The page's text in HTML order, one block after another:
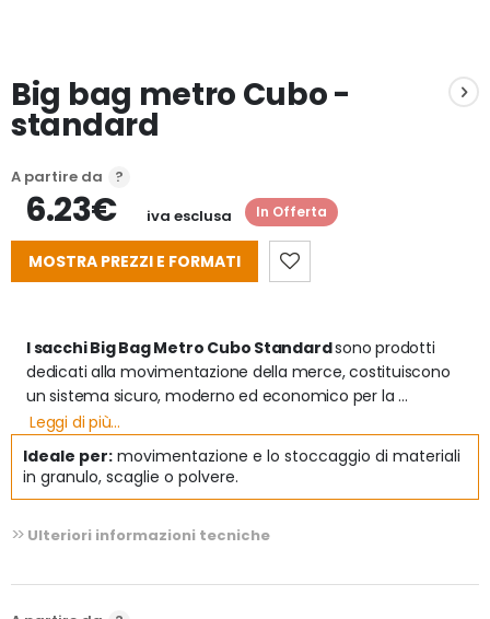
di
immagini
Big bag metro Cubo -
standard
A partire da
6.23€ iva esclusa In Offerta
MOSTRA PREZZI E FORMATI
I sacchi Big Bag Metro Cubo Standard sono prodotti
dedicati alla movimentazione della merce, costituiscono
un sistema sicuro, moderno ed economico per la
movimentazione e lo stoccaggio di materiali in granulo,
scaglie o polvere.
I big bag sono estremamente resistenti, realizzati in fibra di
polipropilene e la molteplicità delle varianti a disposizione
alimentare minerario, chimico, farmaceutico e
Varianti disponibili:
Leggi di più...
Ideale per: movimentazione e lo stoccaggio di materiali
in granulo, scaglie o polvere.
Ulteriori informazioni tecniche